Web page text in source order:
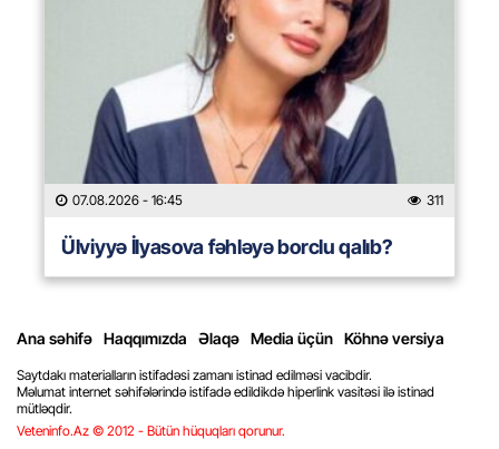
07.08.2026 - 16:45 311
Ülviyyə İlyasova fəhləyə borclu qalıb?
Ana səhifə Haqqımızda Əlaqə Media üçün Köhnə versiya
Saytdakı materialların istifadəsi zamanı istinad edilməsi vacibdir.
Məlumat internet səhifələrində istifadə edildikdə hiperlink vasitəsi ilə istinad
mütləqdir.
Veteninfo.Az © 2012 - Bütün hüquqları qorunur.